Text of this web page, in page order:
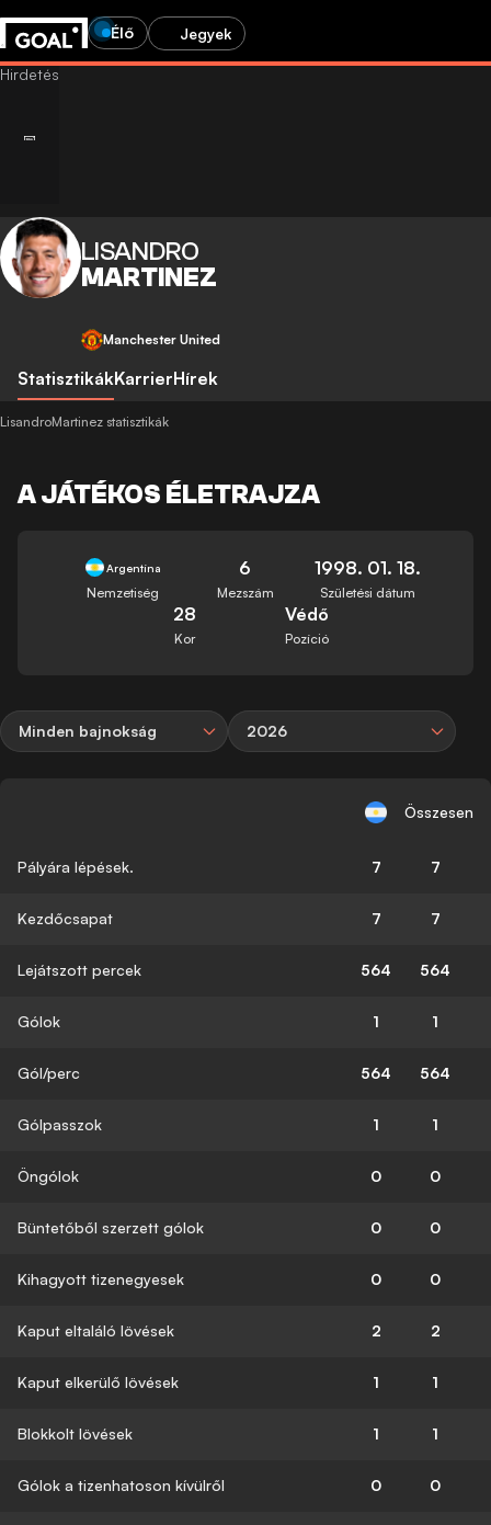
Élő Jegyek
LISANDRO
MARTINEZ
Manchester United
StatisztikákKarrierHírek
LisandroMartinez statisztikák
A JÁTÉKOS ÉLETRAJZA
Argentína
Nemzetiség
6
Mezszám
1998. 01. 18.
Születési dátum
28
Kor
Védő
Pozíció
Minden bajnokság 2026
Összesen
Pályára lépések. 7 7
Kezdőcsapat 7 7
Lejátszott percek 564 564
Gólok 1 1
Gól/perc 564 564
Gólpasszok 1 1
Öngólok 0 0
Büntetőből szerzett gólok 0 0
Kihagyott tizenegyesek 0 0
Kaput eltaláló lövések 2 2
Kaput elkerülő lövések 1 1
Blokkolt lövések 1 1
Gólok a tizenhatoson kívülről 0 0